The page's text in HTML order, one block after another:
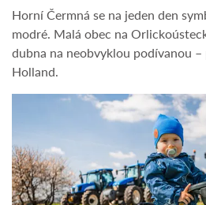
Horní Čermná se na jeden den
modré. Malá obec na
dubna na neobvyklou podívanou
Holland.